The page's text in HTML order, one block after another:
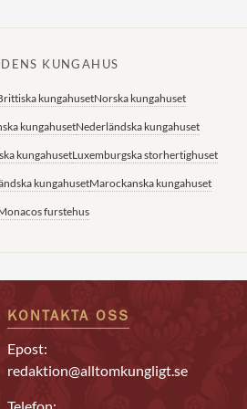
KUNGAHUS
kungahusetNorska kungahuset
kungahusetNederländska kungahuset
kungahusetLuxemburgska storhertighuset
kungahusetMarockanska kungahuset
furstehus
KONTAKTA OSS
Epost:
redaktion@alltomkungligt.se